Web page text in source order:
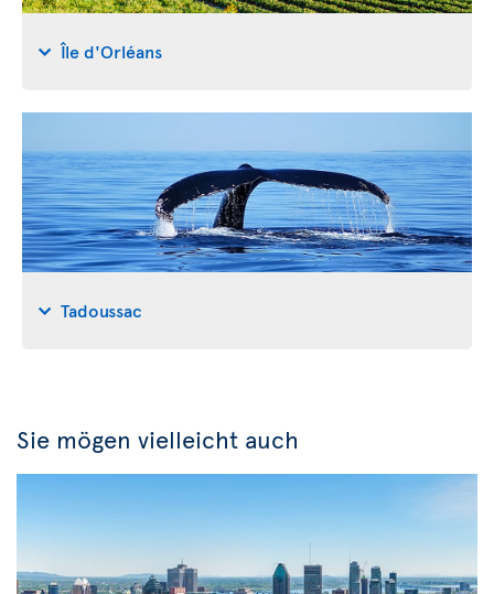
Île d'Orléans
Tadoussac
Sie mögen vielleicht auch